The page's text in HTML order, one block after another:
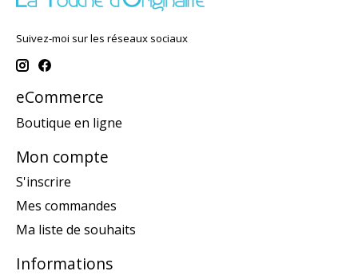
Suivez-moi sur les réseaux sociaux
eCommerce
Boutique en ligne
Mon compte
S'inscrire
Mes commandes
Ma liste de souhaits
Informations